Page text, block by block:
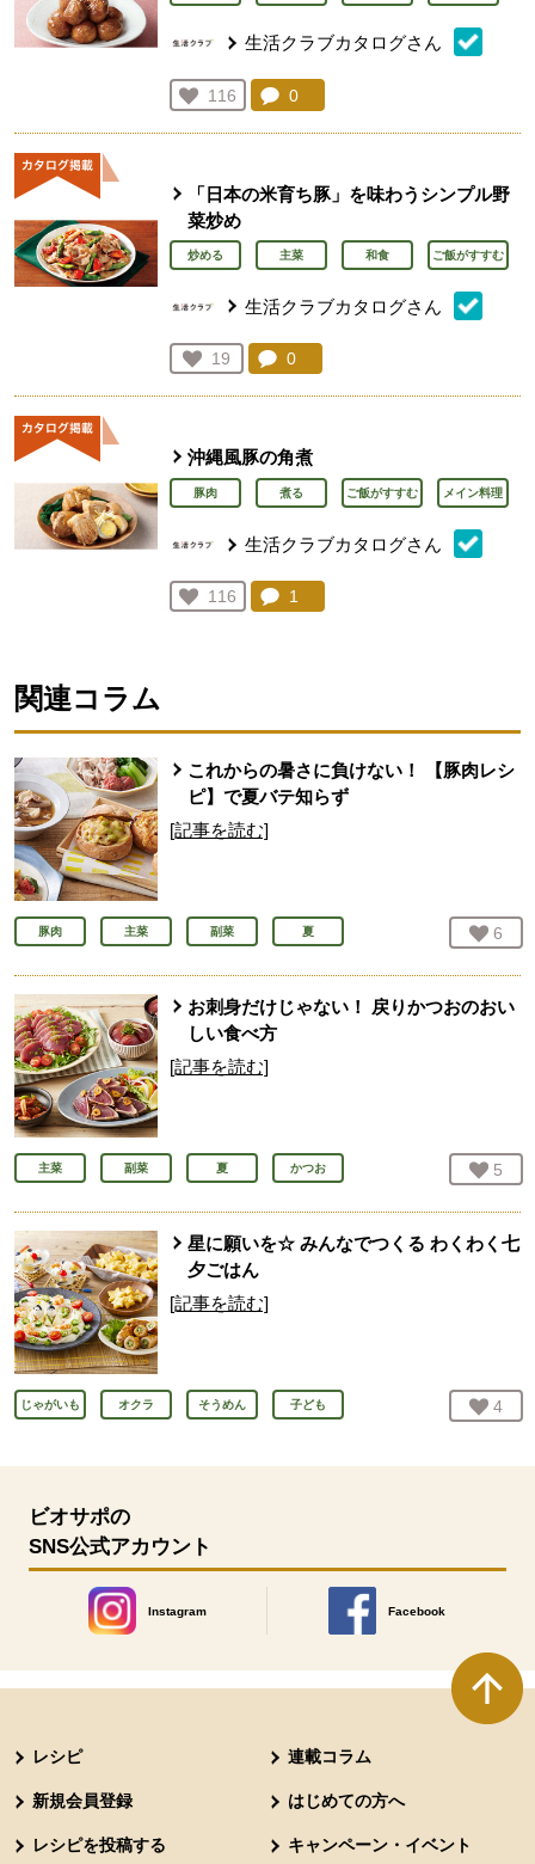
生活クラブカタログさん
お気に入り登録：
116
人が登録
コメント：
0
「日本の米育ち豚」を味わうシンプル野
菜炒め
炒める 主菜 和食 ご飯がすすむ
生活クラブカタログさん
お気に入り登録：
19
人が登録
コメント：
0
沖縄風豚の角煮
豚肉 煮る ご飯がすすむ メイン料理
生活クラブカタログさん
お気に入り登録：
116
人が登録
コメント：
1
関連コラム
これからの暑さに負けない！ 【豚肉レシ
ピ】で夏バテ知らず
[記事を読む]
豚肉 主菜 副菜 夏 お気
6
お刺身だけじゃない！ 戻りかつおのおい
しい食べ方
[記事を読む]
主菜 副菜 夏 かつお お気
5
星に願いを☆ みんなでつくる わくわく七
夕ごはん
[記事を読む]
じゃがいも オクラ そうめん 子ども お気
4
ビオサポの
SNS公式アカウント
Instagram
別のウィンドウで開きます。
Facebook
別のウィンドウで開きます
レシピ 連載コラム
新規会員登録 はじめての方へ
レシピを投稿する キャンペーン・イベント